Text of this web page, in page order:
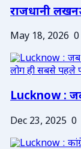
राजधानी
May 18, 2026 0
Lucknow :
Dec 23, 2025 0